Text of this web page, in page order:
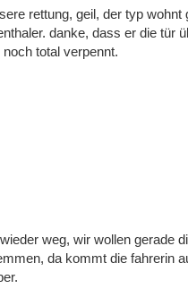
rettung, geil, der typ wohnt
danke, dass er die tür
total verpennt.
weg, wir wollen gerade
da kommt die fahrerin